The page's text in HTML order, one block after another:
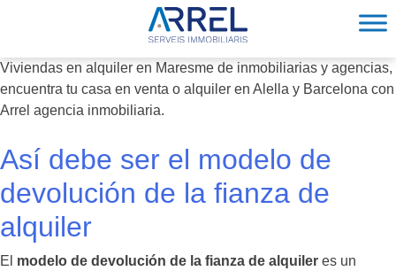
ARREL
Viviendas en alquiler en Maresme de inmobiliarias y agencias,
encuentra tu casa en venta o alquiler en Alella y Barcelona con
Arrel agencia inmobiliaria.
Así debe ser el modelo de
devolución de la fianza de
alquiler
El modelo de devolución de la fianza de alquiler es un